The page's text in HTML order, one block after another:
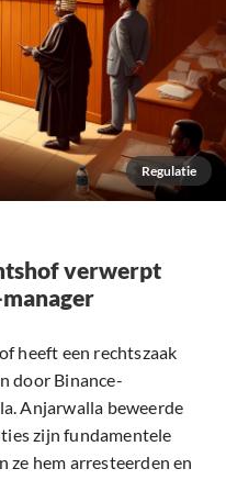
Regulatie
verwerpt
heeft een rechtszaak
door Binance-
Anjarwalla beweerde
zijn fundamentele
ze hem arresteerden en